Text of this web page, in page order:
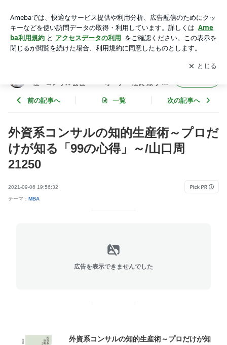
～/山口周 21250 | 年間365冊×今年22年目 武道場主 兼 投資
会社・コンサル会社 オーナー社長 兼 グロービス経営大
学院准教授による読書日記
アプリをダウンロードして ブログの更新通知
を受け取りまし
ょう。
開く
社・コンサル会社 オーナー社長 兼 グロ
前の記事へ 一覧 次の記事へ
外資系コンサルの知的生産術～プロだ
けが知る「99の心得」～/山口周
21250
2021-09-06 19:56:32
テーマ： MBA
広告を表示できませんでした
外資系コンサルの知的生産術～プロだけが知